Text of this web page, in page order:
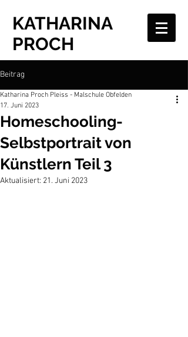
KATHARINA
PROCH
Beitrag
Homeschooling-
Selbstportrait von
Künstlern Teil 3
Katharina Proch Pleiss - Malschule Obfelden
17. Juni 2023
Aktualisiert: 21. Juni 2023